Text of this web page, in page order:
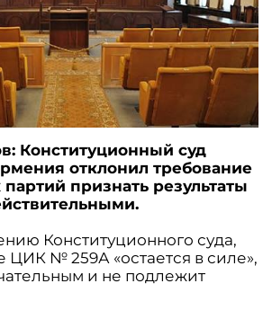
Конституционный суд
отклонил требование
признать результаты
Конституционного суда,
ЦИК № 259А «остается в силе»,
и не подлежит